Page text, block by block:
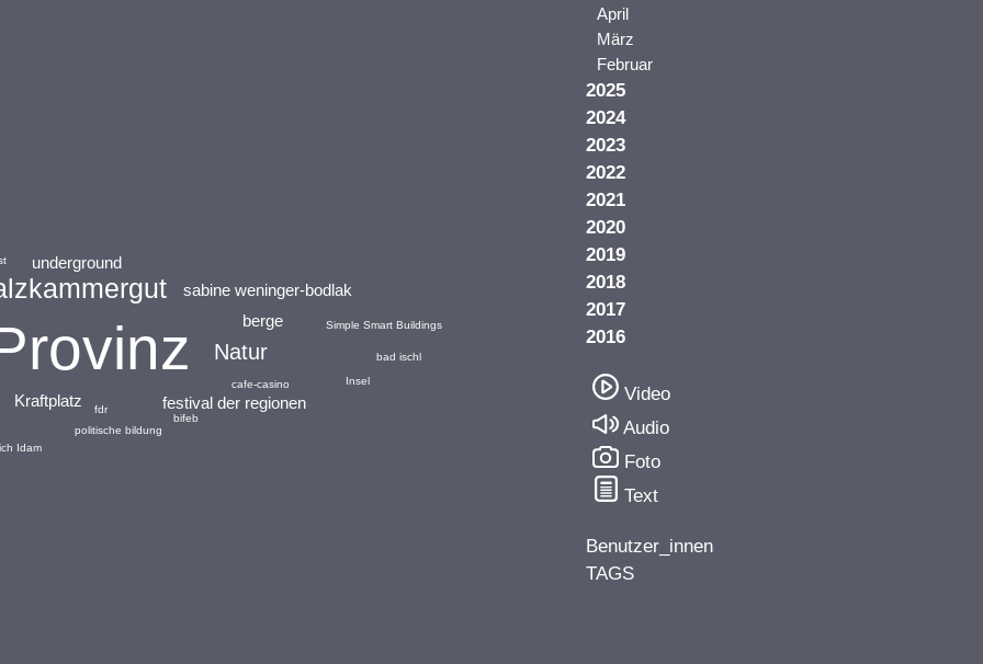
Natur
Kraftplatz
festival der regionen
berge
sabine weninger-bodlak
underground
cafe-casino
bifeb
fdr
politische bildung
Insel
Simple Smart Buildings
bad ischl
Idam
April
März
Februar
2025
2024
2023
2022
2021
2020
2019
2018
2017
2016
Video
Audio
Foto
Text
Benutzer_innen
TAGS